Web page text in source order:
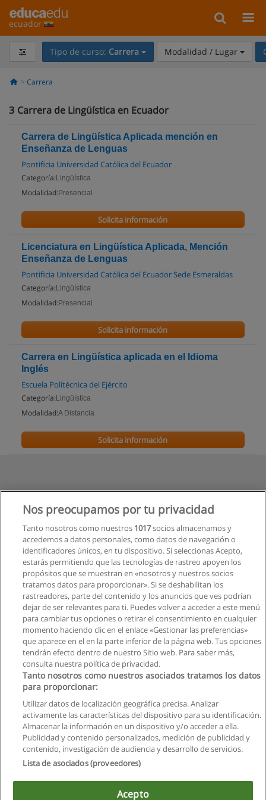
ecuador
Tipo de curso: Carrera Modalidad / Lugar
Carrera
3 Carrera de Lingüística en Ecuador
Carrera de Lingüística Aplicada mención en
Enseñanza de Lenguas
Pontificia Universidad Católica del Ecuador
Categoría: Lingüística
Modalidad: Presencial
Solicita información
Licenciatura en Lingüística Aplicada, Mención
Enseñanza de Lenguas
Pontificia Universidad Católica del Ecuador Sede Esmeraldas
Categoría: Lingüística
Modalidad: Presencial
Solicita información
Carrera en Lingüística aplicada en el Idioma
Inglés
Escuela Politécnica del Ejército
Categoría: Lingüística
Modalidad:A Distancia
Solicita información
Reglas de uso
Privacidad de datos
Nos preocupamos por tu privacidad
Tanto nosotros como nuestros 1017socios almacenamos y
accedemos a datos personales, como datos de navegación o
identificadores únicos, en tu dispositivo. Si seleccionas Acepto,
estarás permitiendo que las tecnologías de rastreo apoyen los
propósitos que se muestran en «nosotros y nuestros socios
tratamos datos para proporcionar». Si se deshabilitan los
rastreadores, parte del contenido y los anuncios que ves podrían
dejar de ser relevantes para ti. Puedes volver a acceder a este menú
para cambiar tus opciones o retirar el consentimiento en cualquier
momento haciendo clic en el enlace «Gestionar las preferencias»
que aparece en el en la parte inferior de la página web. Tus opciones
tendrán efecto dentro de nuestro Sitio web. Para saber más,
consulta nuestra política de privacidad.
Tanto nosotros como nuestros asociados tratamos los datos
para proporcionar:
Utilizar datos de localización geográfica precisa. Analizar
activamente las características del dispositivo para su identificación.
Almacenar la información en un dispositivo y/o acceder a ella.
Publicidad y contenido personalizados, medición de publicidad y
contenido, investigación de audiencia y desarrollo de servicios.
Lista de asociados (proveedores)
Acepto